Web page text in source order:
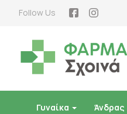
Follow Us
Γυναίκα Άνδρας